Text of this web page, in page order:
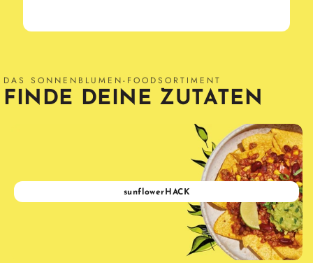
DAS SONNENBLUMEN-FOODSORTIMENT
FINDE DEINE ZUTATEN
sunflowerHACK